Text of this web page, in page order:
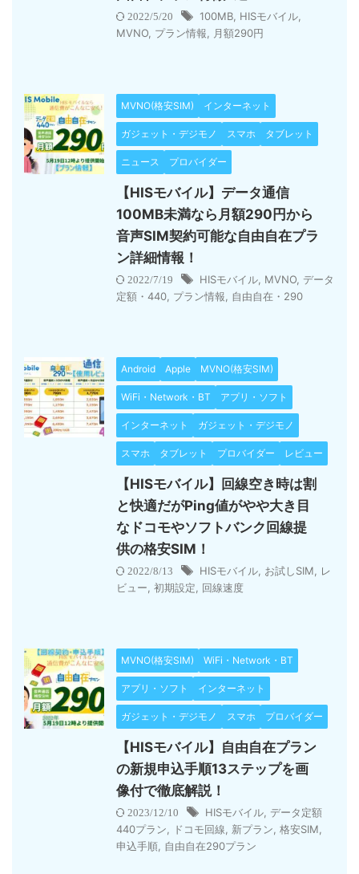
2022/5/20 100MB HISモバイル
MVNO プラン情報 月額290円
MVNO(格安SIM) インターネット
ガジェット・デジモノ スマホ タブレット
ニュース プロバイダー
【HISモバイル】データ通信
100MB未満なら月額290円から
音声SIM契約可能な自由自在プラ
ン詳細情報！
2022/7/19 HISモバイル MVNO データ
定額・440 プラン情報 自由自在・290
Android Apple MVNO(格安SIM)
WiFi・Network・BT アプリ・ソフト
インターネット ガジェット・デジモノ
スマホ タブレット プロバイダー レビュー
【HISモバイル】回線空き時は割
と快適だがPing値がやや大き目
なドコモやソフトバンク回線提
供の格安SIM！
2022/8/13 HISモバイル お試しSIM
レ
ビュー 初期設定 回線速度
MVNO(格安SIM) WiFi・Network・BT
アプリ・ソフト インターネット
ガジェット・デジモノ スマホ プロバイダー
【HISモバイル】自由自在プラン
の新規申込手順13ステップを画
像付で徹底解説！
2023/12/10 HISモバイル データ定額
440プラン
ドコモ回線 新プラン 格安SIM
申込手順 自由自在290プラン